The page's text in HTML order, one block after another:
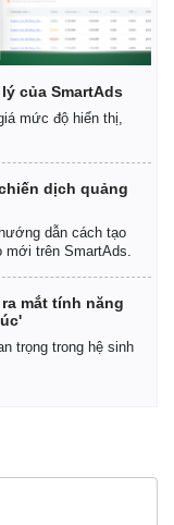
máy
của SmartAds
mức độ hiển thị,
dịch quảng
dẫn cách tạo
trên SmartAds.
mắt tính năng
trọng trong hệ sinh